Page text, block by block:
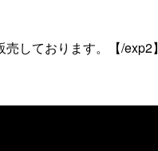
しております。【/exp2】